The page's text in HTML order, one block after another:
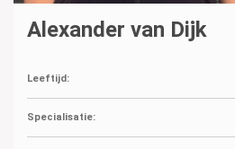
Alexander van Dijk
Leeftijd:
Specialisatie: